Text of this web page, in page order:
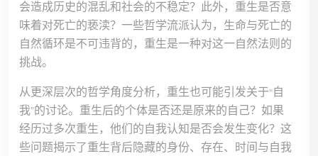
会造成历史的混乱和社会的不稳定？此外，重生是否意
味着对死亡的亵渎？一些哲学流派认为，生命与死亡的
自然循环是不可违背的，重生是一种对这一自然法则的
挑战。
从更深层次的哲学角度分析，重生也可能引发关于“自
我”的讨论。重生后的个体是否还是原来的自己？如果
经历过多次重生，他们的自我认知是否会发生变化？这
些问题揭示了重生背后隐藏的身份、存在、时间与自我